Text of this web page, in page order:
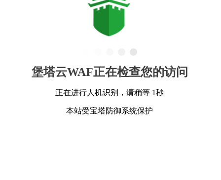
堡塔云WAF正在检查您的访问
正在进行人机识别，请稍等 1秒
本站受宝塔防御系统保护